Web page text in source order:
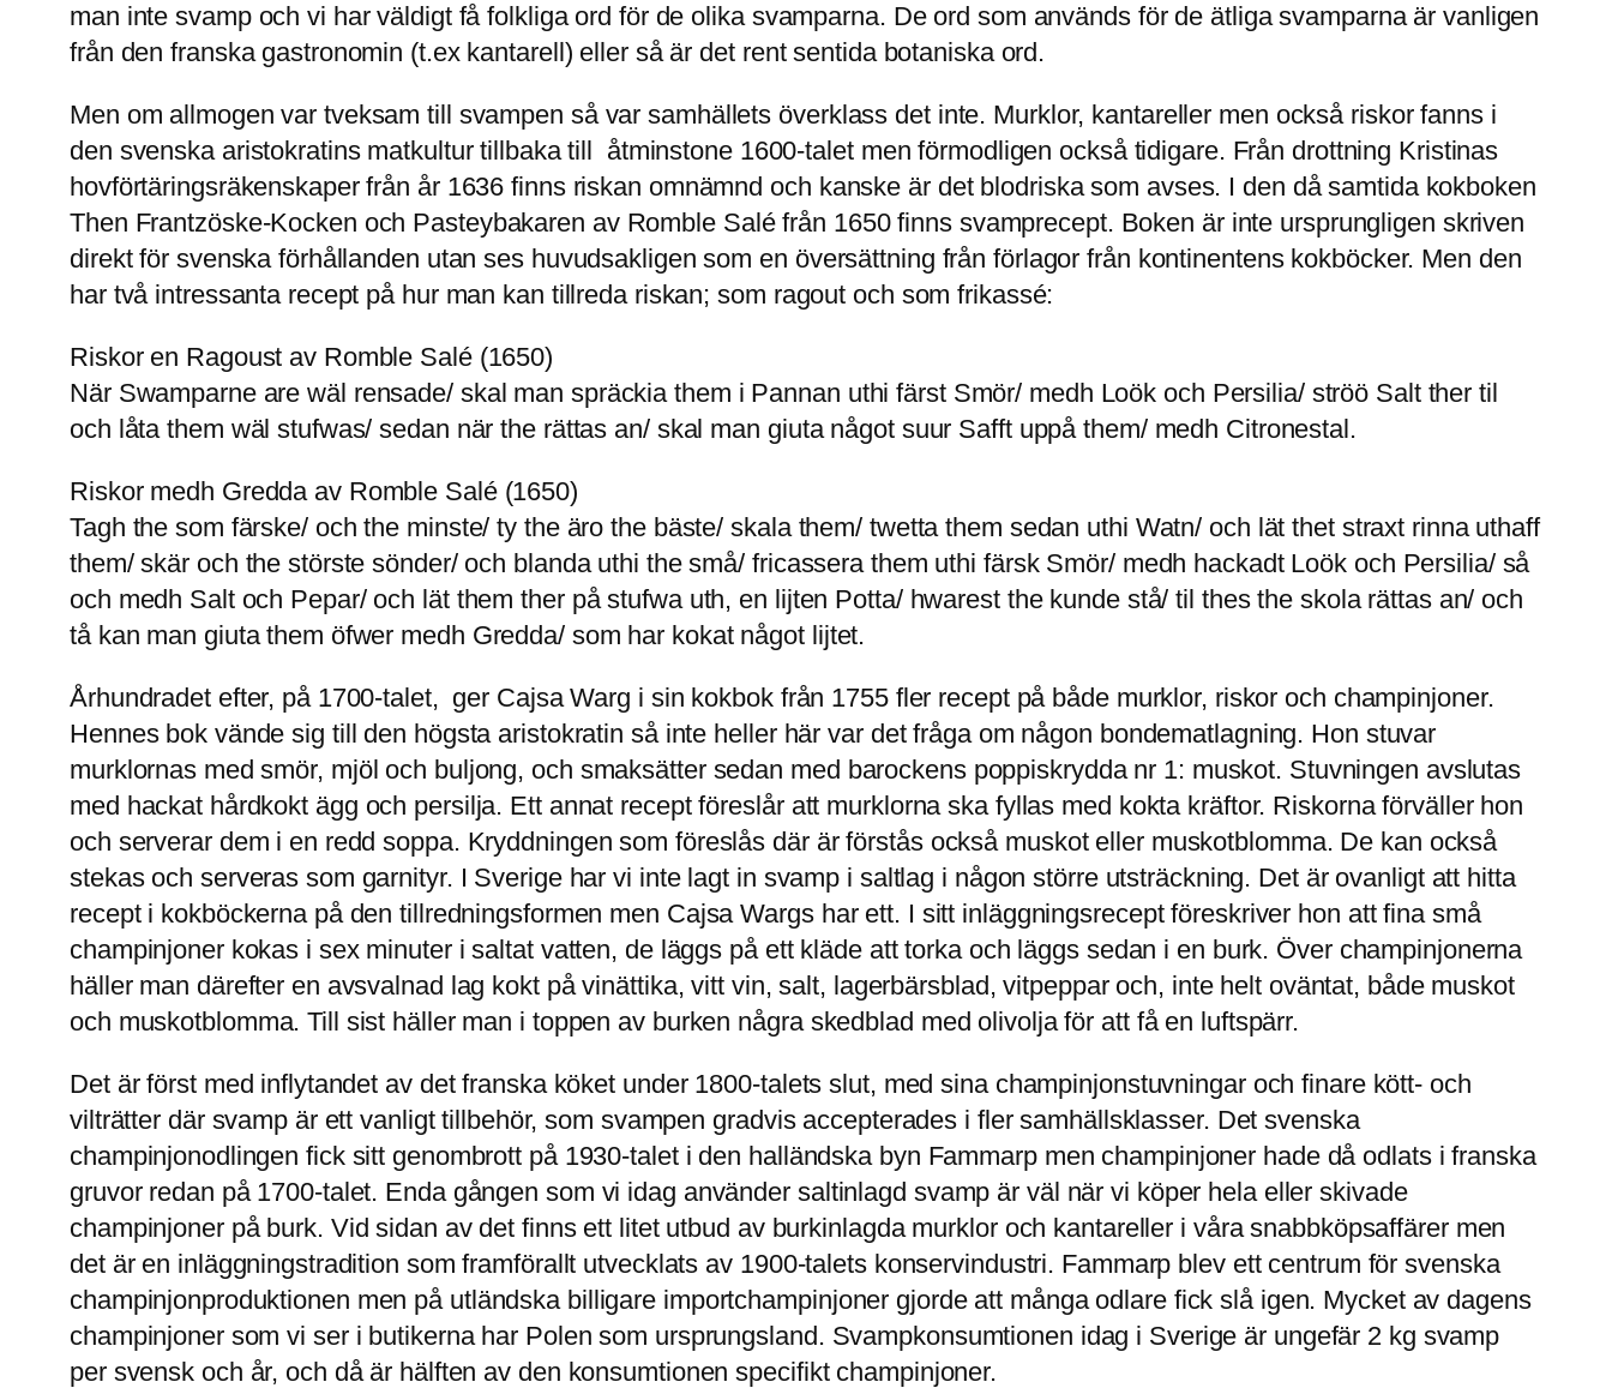
man inte svamp och vi har väldigt få folkliga ord för de olika svamparna. De ord som används för de ätliga svamparna är vanligen
från den franska gastronomin (t.ex kantarell) eller så är det rent sentida botaniska ord.
Men om allmogen var tveksam till svampen så var samhällets överklass det inte. Murklor, kantareller men också riskor fanns i
den svenska aristokratins matkultur tillbaka till åtminstone 1600-talet men förmodligen också tidigare. Från drottning Kristinas
hovförtäringsräkenskaper från år 1636 finns riskan omnämnd och kanske är det blodriska som avses. I den då samtida kokboken
Then Frantzöske-Kocken och Pasteybakaren av Romble Salé från 1650 finns svamprecept. Boken är inte ursprungligen skriven
direkt för svenska förhållanden utan ses huvudsakligen som en översättning från förlagor från kontinentens kokböcker. Men den
har två intressanta recept på hur man kan tillreda riskan; som ragout och som frikassé:
Riskor en Ragoust av Romble Salé (1650)
När Swamparne are wäl rensade/ skal man spräckia them i Pannan uthi färst Smör/ medh Loök och Persilia/ ströö Salt ther til
och låta them wäl stufwas/ sedan när the rättas an/ skal man giuta något suur Safft uppå them/ medh Citronestal.
Riskor medh Gredda av Romble Salé (1650)
Tagh the som färske/ och the minste/ ty the äro the bäste/ skala them/ twetta them sedan uthi Watn/ och lät thet straxt rinna uthaff
them/ skär och the störste sönder/ och blanda uthi the små/ fricassera them uthi färsk Smör/ medh hackadt Loök och Persilia/ så
och medh Salt och Pepar/ och lät them ther på stufwa uth, en lijten Potta/ hwarest the kunde stå/ til thes the skola rättas an/ och
tå kan man giuta them öfwer medh Gredda/ som har kokat något lijtet.
Århundradet efter, på 1700-talet, ger Cajsa Warg i sin kokbok från 1755 fler recept på både murklor, riskor och champinjoner.
Hennes bok vände sig till den högsta aristokratin så inte heller här var det fråga om någon bondematlagning. Hon stuvar
murklornas med smör, mjöl och buljong, och smaksätter sedan med barockens poppiskrydda nr 1: muskot. Stuvningen avslutas
med hackat hårdkokt ägg och persilja. Ett annat recept föreslår att murklorna ska fyllas med kokta kräftor. Riskorna förväller hon
och serverar dem i en redd soppa. Kryddningen som föreslås där är förstås också muskot eller muskotblomma. De kan också
stekas och serveras som garnityr. I Sverige har vi inte lagt in svamp i saltlag i någon större utsträckning. Det är ovanligt att hitta
recept i kokböckerna på den tillredningsformen men Cajsa Wargs har ett. I sitt inläggningsrecept föreskriver hon att fina små
champinjoner kokas i sex minuter i saltat vatten, de läggs på ett kläde att torka och läggs sedan i en burk. Över champinjonerna
häller man därefter en avsvalnad lag kokt på vinättika, vitt vin, salt, lagerbärsblad, vitpeppar och, inte helt oväntat, både muskot
och muskotblomma. Till sist häller man i toppen av burken några skedblad med olivolja för att få en luftspärr.
Det är först med inflytandet av det franska köket under 1800-talets slut, med sina champinjonstuvningar och finare kött- och
vilträtter där svamp är ett vanligt tillbehör, som svampen gradvis accepterades i fler samhällsklasser. Det svenska
champinjonodlingen fick sitt genombrott på 1930-talet i den halländska byn Fammarp men champinjoner hade då odlats i franska
gruvor redan på 1700-talet. Enda gången som vi idag använder saltinlagd svamp är väl när vi köper hela eller skivade
champinjoner på burk. Vid sidan av det finns ett litet utbud av burkinlagda murklor och kantareller i våra snabbköpsaffärer men
det är en inläggningstradition som framförallt utvecklats av 1900-talets konservindustri. Fammarp blev ett centrum för svenska
champinjonproduktionen men på utländska billigare importchampinjoner gjorde att många odlare fick slå igen. Mycket av dagens
champinjoner som vi ser i butikerna har Polen som ursprungsland. Svampkonsumtionen idag i Sverige är ungefär 2 kg svamp
per svensk och år, och då är hälften av den konsumtionen specifikt champinjoner.